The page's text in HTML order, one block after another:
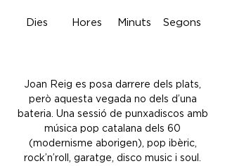
Segons
Minuts
Hores
Dies
Joan Reig es posa darrere dels plats,
però aquesta vegada no dels d’una
bateria. Una sessió de punxadiscos amb
música pop catalana dels 60
(modernisme aborigen), pop ibèric,
rock’n’roll, garatge, disco music i soul.